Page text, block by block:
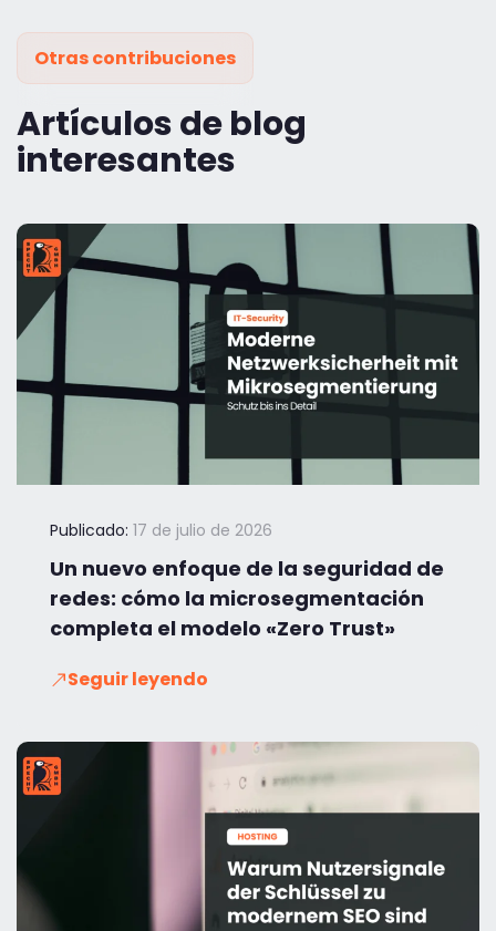
Otras contribuciones
Artículos de blog
interesantes
Publicado: 17 de julio de 2026
Un nuevo enfoque de la seguridad de
redes: cómo la microsegmentación
completa el modelo «Zero Trust»
Seguir leyendo